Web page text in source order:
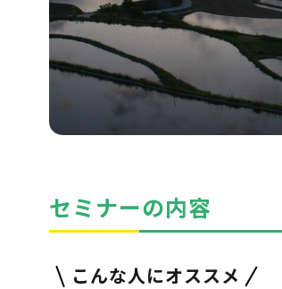
セミナーの内容
こんな人にオススメ